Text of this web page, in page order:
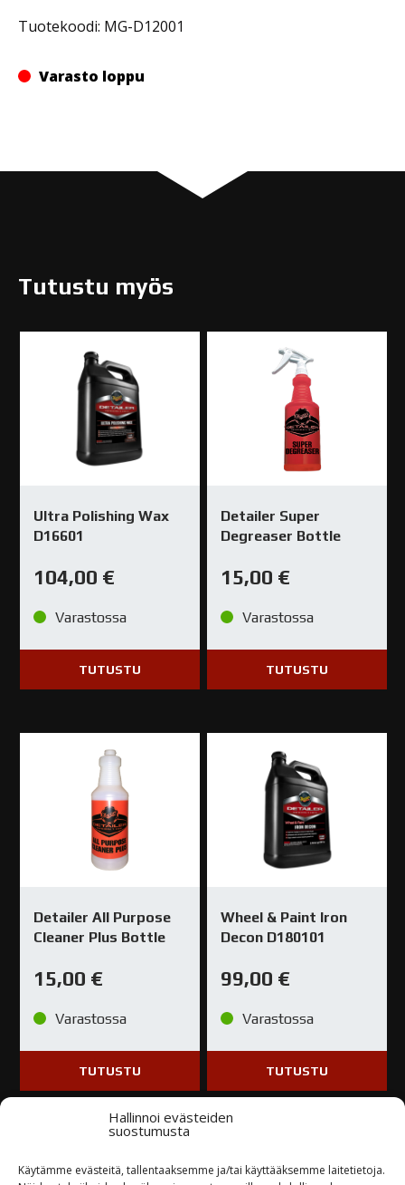
Hallinnoi evästeiden
suostumusta
Käytämme evästeitä, tallentaaksemme ja/tai käyttääksemme laitetietoja.
Tuotekoodi: MG-D12001
Varasto loppu
Tutustu myös
Ultra Polishing Wax
D16601
104,00 €
Varastossa
TUTUSTU
Detailer Super
Degreaser Bottle
15,00 €
Varastossa
TUTUSTU
Detailer All Purpose
Cleaner Plus Bottle
15,00 €
Varastossa
TUTUSTU
Wheel & Paint Iron
Decon D180101
99,00 €
Varastossa
TUTUSTU